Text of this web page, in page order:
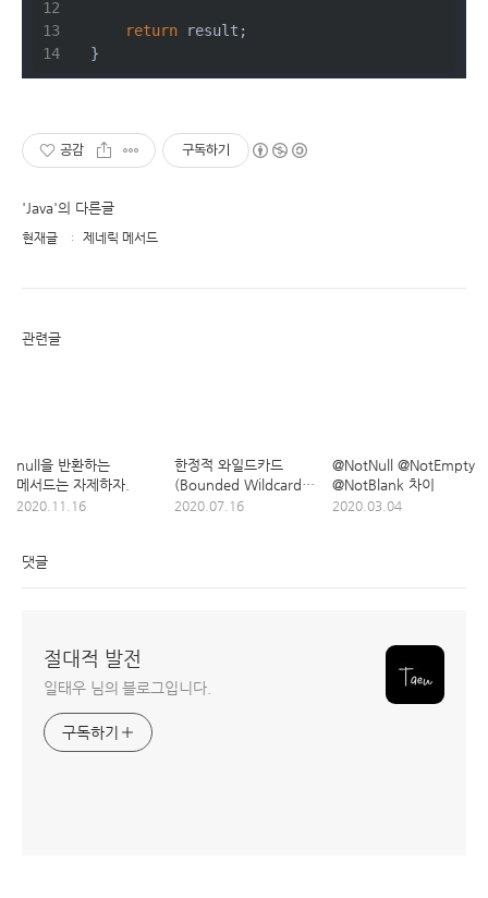
return result;
}
공감 구독하기
'Java'의 다른글
현재글 제네릭 메서드
관련글
null을 반환하는
메서드는 자제하자.
2020.11.16
한정적 와일드카드
(Bounded Wildcard
Type)
2020.07.16
@NotNull @NotEmpty
@NotBlank 차이
2020.03.04
댓글
절대적 발전
일태우 님의 블로그입니다.
구독하기